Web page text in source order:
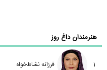
هنرمندان داغ روز
1 فرزانه نشاط‌خواه